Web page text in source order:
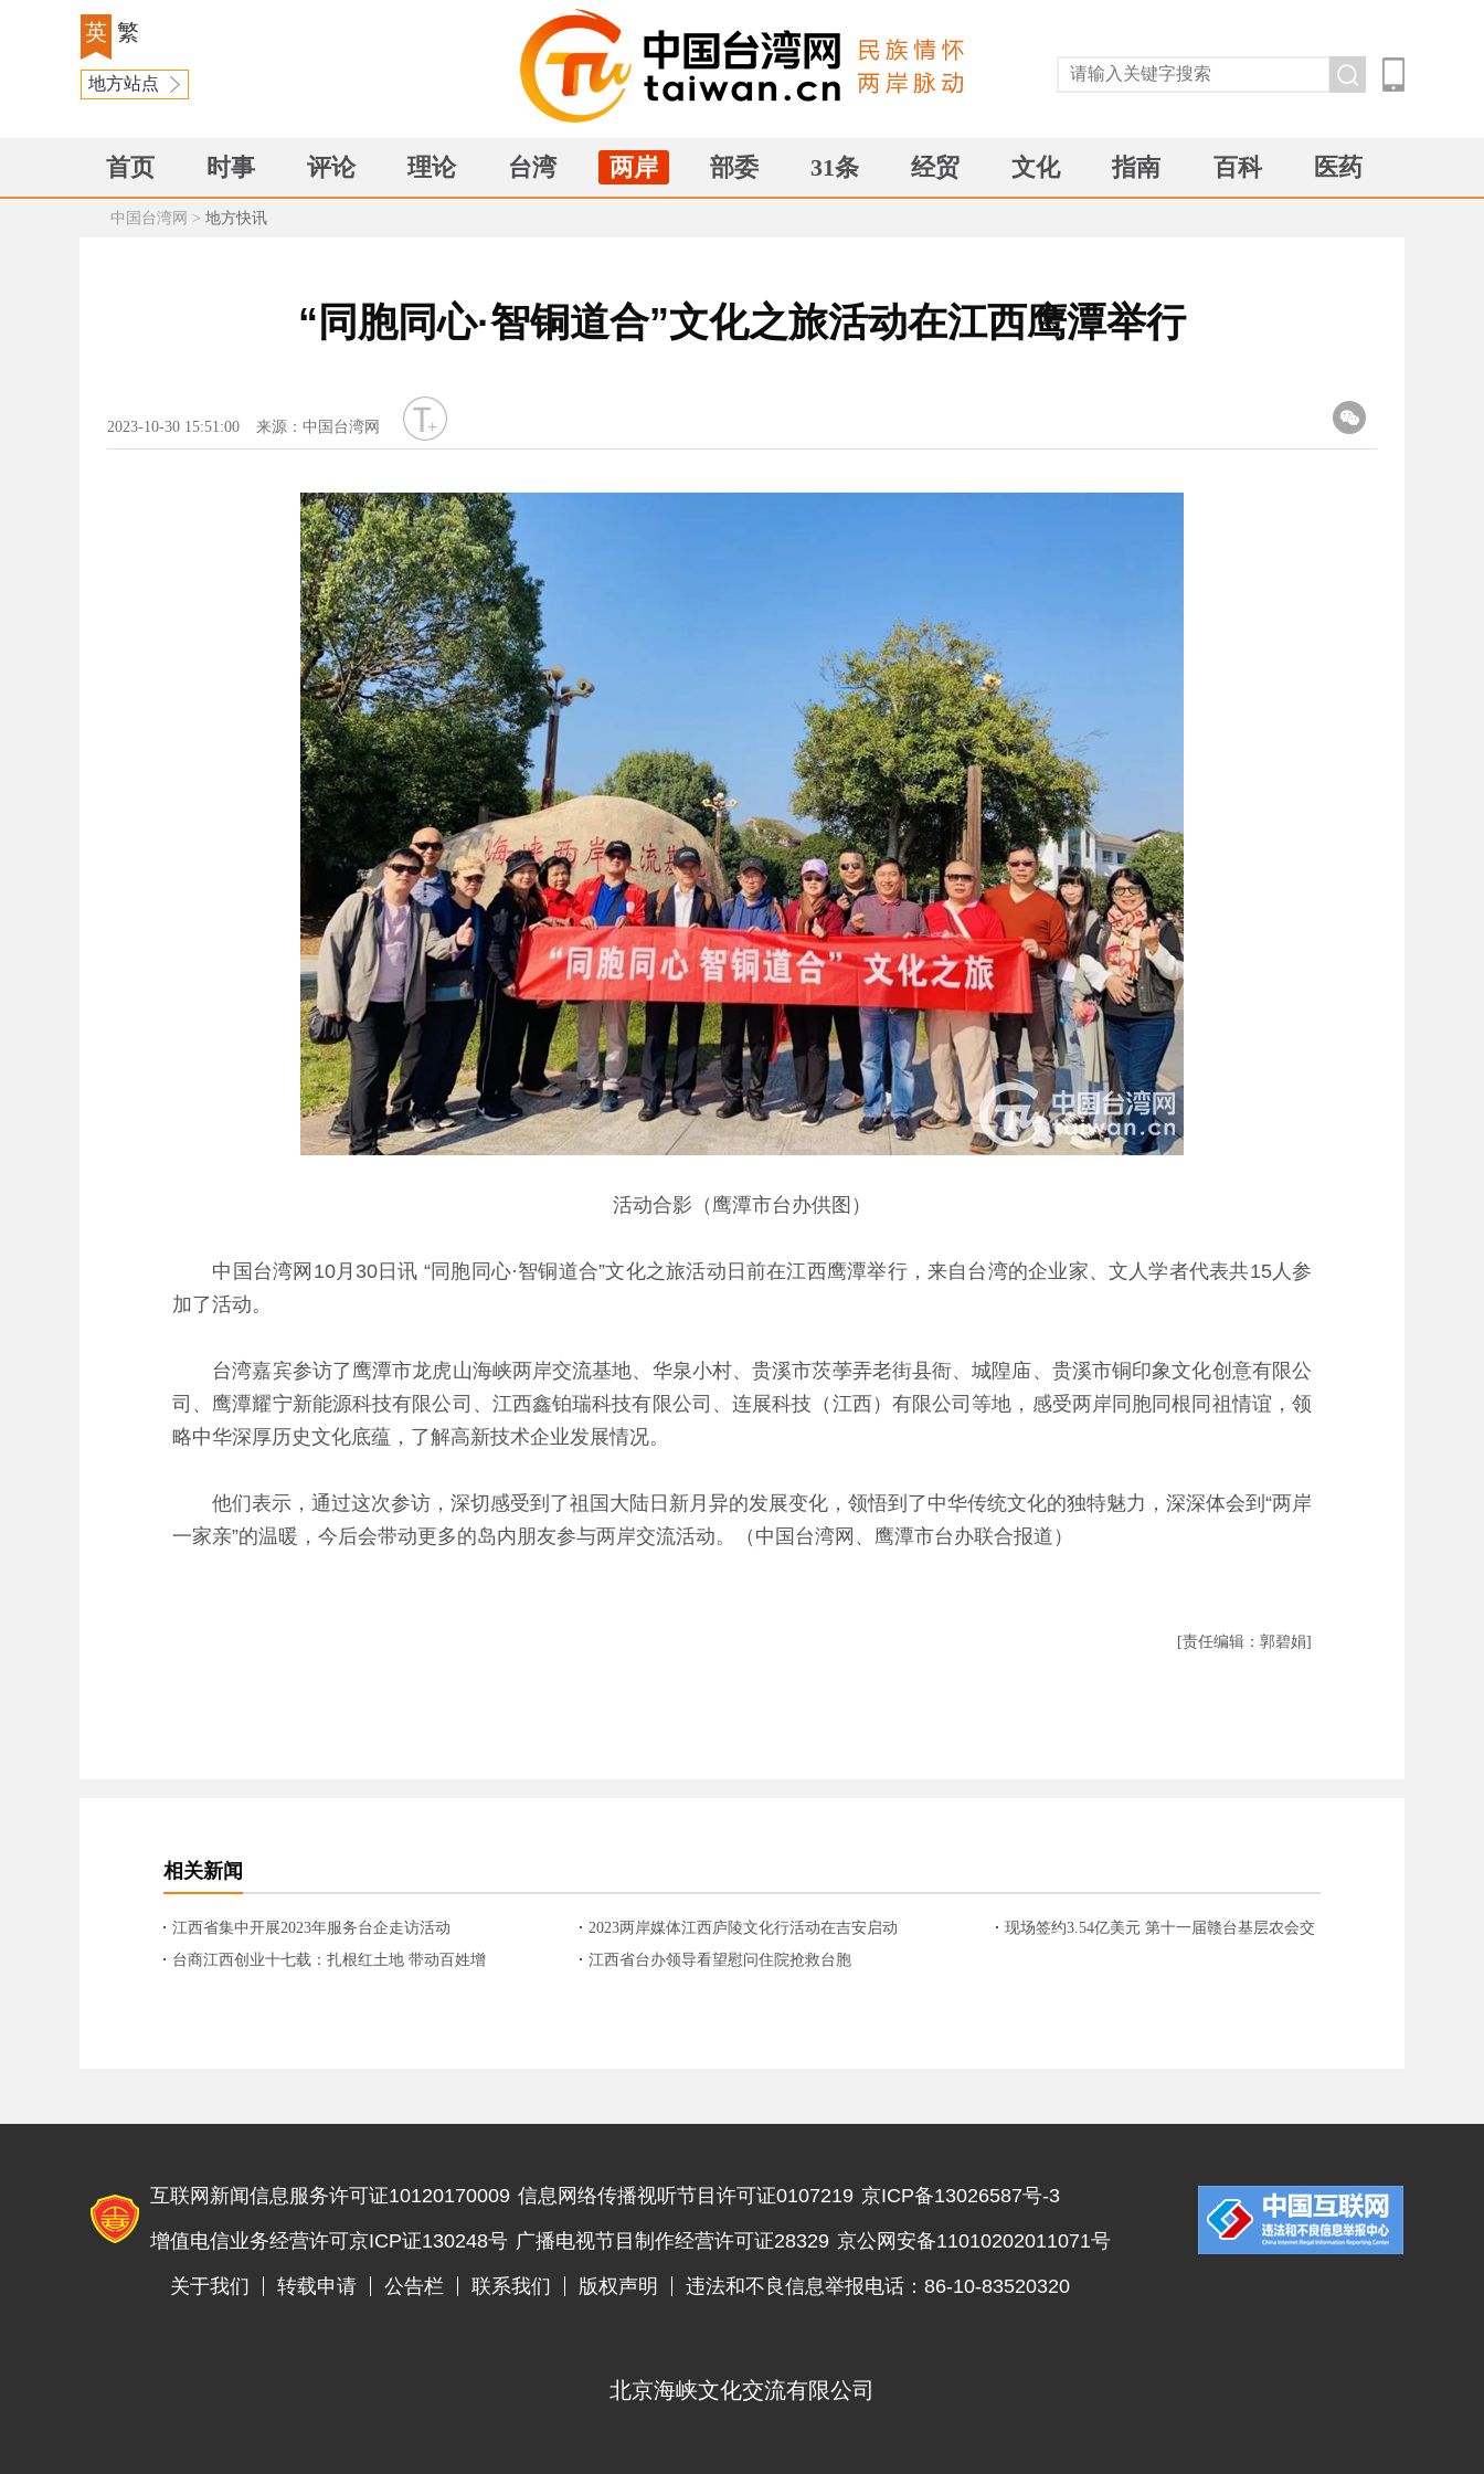
英 繁
地方站点
首页 时事 评论 理论 台湾 两岸 部委 31条 经贸 文化 指南 百科 医药
中国台湾网 > 地方快讯
“同胞同心·智铜道合”文化之旅活动在江西鹰潭举行
2023-10-30 15:51:00 来源：中国台湾网
字号
活动合影（鹰潭市台办供图）
中国台湾网10月30日讯 “同胞同心·智铜道合”文化之旅活动日前在江西鹰潭举行，来自台湾的企业家、文人学者代表共15人参
加了活动。
台湾嘉宾参访了鹰潭市龙虎山海峡两岸交流基地、华泉小村、贵溪市茨荸弄老街县衙、城隍庙、贵溪市铜印象文化创意有限公
司、鹰潭耀宁新能源科技有限公司、江西鑫铂瑞科技有限公司、连展科技（江西）有限公司等地，感受两岸同胞同根同祖情谊，领
略中华深厚历史文化底蕴，了解高新技术企业发展情况。
他们表示，通过这次参访，深切感受到了祖国大陆日新月异的发展变化，领悟到了中华传统文化的独特魅力，深深体会到“两岸
一家亲”的温暖，今后会带动更多的岛内朋友参与两岸交流活动。（中国台湾网、鹰潭市台办联合报道）
[责任编辑：郭碧娟]
相关新闻
江西省集中开展2023年服务台企走访活动 2023两岸媒体江西庐陵文化行活动在吉安启动
现场签约3.54亿美元 第十一届赣台基层农会交
台商江西创业十七载：扎根红土地 带动百姓增
江西省台办领导看望慰问住院抢救台胞
互联网新闻信息服务许可证10120170009 信息网络传播视听节目许可证0107219 京ICP备13026587号-3
增值电信业务经营许可京ICP证130248号 广播电视节目制作经营许可证28329 京公网安备11010202011071号
关于我们 转载申请 公告栏 联系我们 版权声明 违法和不良信息举报电话：86-10-83520320
违法和不良信息举报电话
北京海峡文化交流有限公司